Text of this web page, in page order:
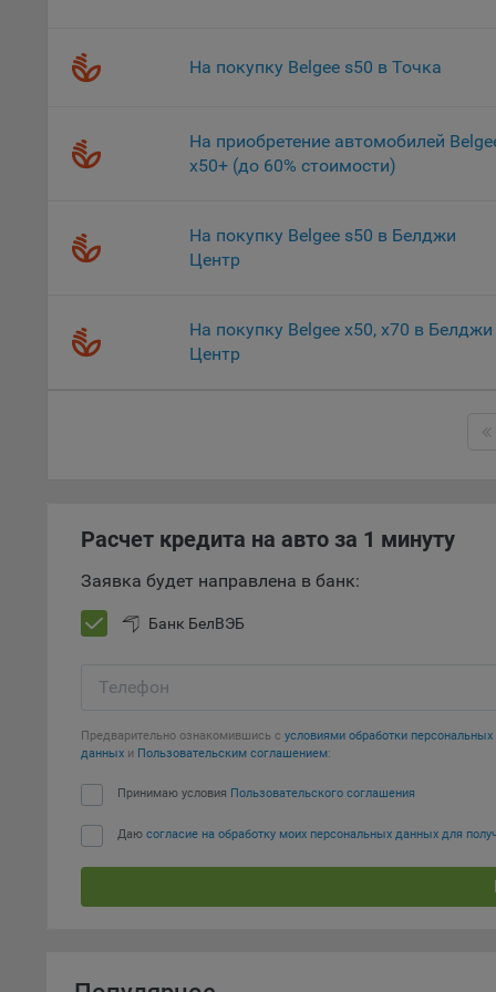
На покупку Belgee s50 в Точка
На приобретение автомобилей
x50+ (до 60% стоимости)
На покупку Belgee s50 в Белджи
Центр
На покупку Belgee х50, х70 в Белджи
Центр
Расчет кредита на авто за 1 минуту
Заявка будет направлена в банк:
Банк БелВЭБ
Телефон
Предварительно ознакомившись с условиями обработки
данных и Пользовательским соглашением:
Принимаю условия Пользовательского соглашения
Даю согласие на обработку моих персональных данных для